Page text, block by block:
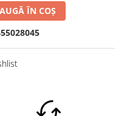
ÎN COȘ